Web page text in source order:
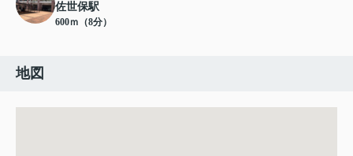
佐世保駅
600ｍ（8分）
地図